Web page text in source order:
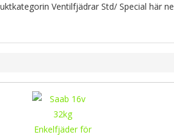
Ventilfjädrar Std/ Special här